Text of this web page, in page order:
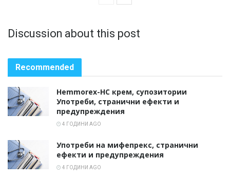
Discussion about this post
Recommended
Hemmorex-HC крем, супозитории
Употреби, странични ефекти и
предупреждения
4 ГОДИНИ AGO
Употреби на мифепрекс, странични
ефекти и предупреждения
4 ГОДИНИ AGO